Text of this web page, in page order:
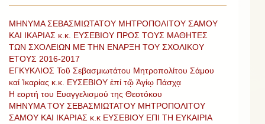
ΜΗΝΥΜΑ ΣΕΒΑΣΜΙΩΤΑΤΟΥ ΜΗΤΡΟΠΟΛΙΤΟΥ ΣΑΜΟΥ
ΚΑΙ ΙΚΑΡΙΑΣ κ.κ. ΕΥΣΕΒΙΟΥ ΠΡΟΣ ΤΟΥΣ ΜΑΘΗΤΕΣ
ΤΩΝ ΣΧΟΛΕΙΩΝ ΜΕ ΤΗΝ ΕΝΑΡΞΗ ΤΟΥ ΣΧΟΛΙΚΟΥ
ΕΤΟΥΣ 2016-2017
ΕΓΚΥΚΛΙΟΣ Τοῦ Σεβασμιωτάτου Μητροπολίτου Σάμου
καί Ἰκαρίας κ.κ. ΕΥΣΕΒΙΟΥ ἐπί τῷ Ἁγίῳ Πάσχᾳ
Η εορτή του Ευαγγελισμού της Θεοτόκου
ΜΗΝΥΜΑ ΤΟΥ ΣΕΒΑΣΜΙΩΤΑΤΟΥ ΜΗΤΡΟΠΟΛΙΤΟΥ
ΣΑΜΟΥ ΚΑΙ ΙΚΑΡΙΑΣ κ.κ ΕΥΣΕΒΙΟΥ ΕΠΙ ΤΗ ΕΥΚΑΙΡΙΑ